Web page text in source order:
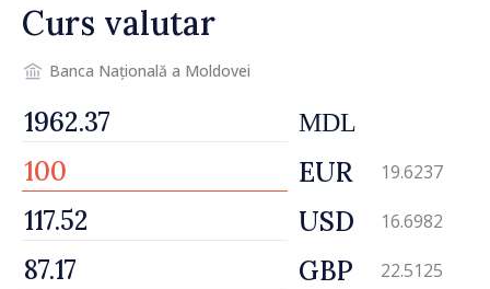
Curs valutar
Banca Națională a Moldovei
MDL
EUR 19.6237
USD 16.6982
GBP 22.5125